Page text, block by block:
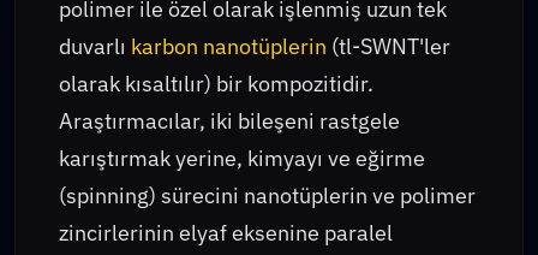
polimer ile özel olarak işlenmiş uzun tek
duvarlı karbon nanotüplerin (tl-SWNT'ler
olarak kısaltılır) bir kompozitidir.
Araştırmacılar, iki bileşeni rastgele
karıştırmak yerine, kimyayı ve eğirme
(spinning) sürecini nanotüplerin ve polimer
zincirlerinin elyaf eksenine paralel